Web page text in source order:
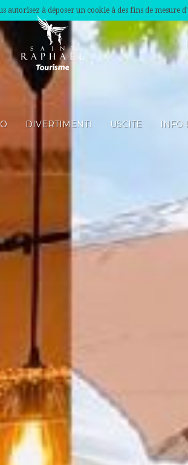
autorisez à déposer un cookie à des fins de mesure
DIVERTIMENTI USCITE INFO